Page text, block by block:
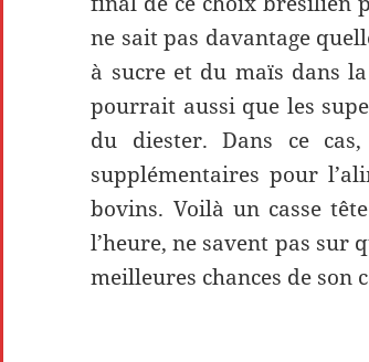
ne sait pas davantage
à sucre et du maïs dans
pourrait aussi que les
du diester. Dans ce
supplémentaires pour
bovins. Voilà un casse
l’heure, ne savent pas sur
meilleures chances de son